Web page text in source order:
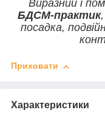
Виразний і
БДСМ-практик
посадка,
Приховати
Характеристики